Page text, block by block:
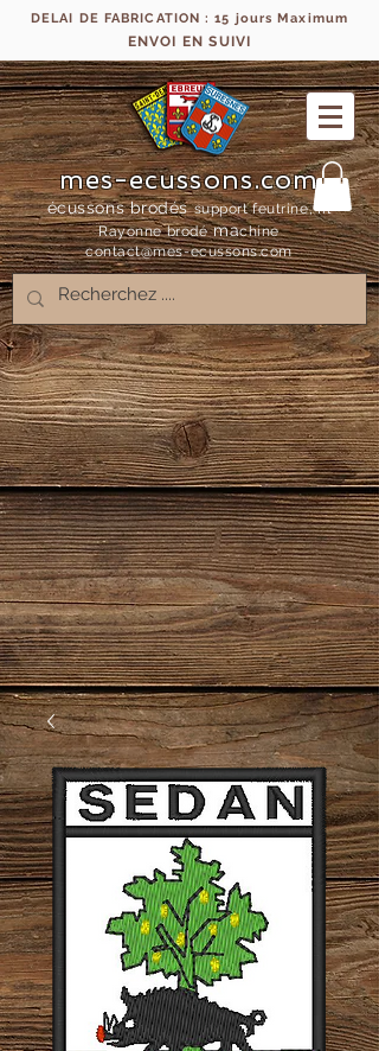
DELAI DE FABRICATION : 15 jours Maximum
ENVOI EN SUIVI
mes-ecussons.com
écussons brodés support feutrine, fil
Rayonne brodémachine
contact@mes-ecussons.com